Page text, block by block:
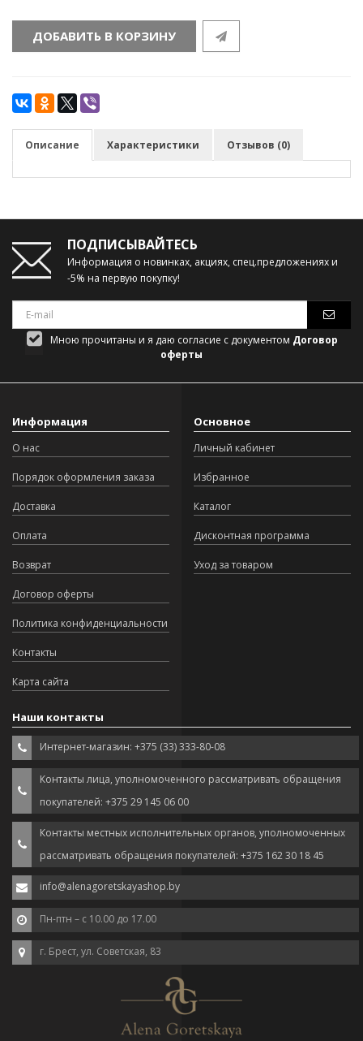
ДОБАВИТЬ В КОРЗИНУ
Описание Характеристики Отзывов (0)
ПОДПИСЫВАЙТЕСЬ
Информация о новинках, акциях, спец.предложениях и
-5% на первую покупку!
Мною прочитаны и я даю согласие с документом Договор
оферты
Информация
О нас
Порядок оформления заказа
Доставка
Оплата
Возврат
Договор оферты
Политика конфиденциальности
Контакты
Карта сайта
Основное
Личный кабинет
Избранное
Каталог
Дисконтная программа
Уход за товаром
Наши контакты
Интернет-магазин: +375 (33) 333-80-08
Контакты лица, уполномоченного рассматривать обращения
покупателей: +375 29 145 06 00
Контакты местных исполнительных органов, уполномоченных
рассматривать обращения покупателей: +375 162 30 18 45
info@alenagoretskayashop.by
Пн-птн – с 10.00 до 17.00
г. Брест, ул. Советская, 83